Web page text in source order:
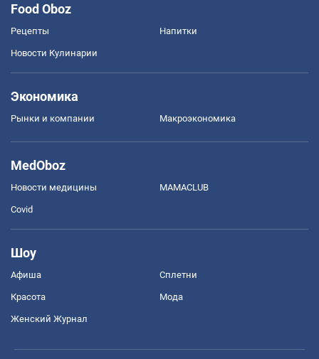
Food Oboz
Рецепты Напитки
Новости Кулинарии
Экономика
Рынки и компании Mакроэкономика
MedOboz
Новости медицины MAMACLUB
Covid
Шоу
Афиша Сплетни
Красота Мода
Женский Журнал